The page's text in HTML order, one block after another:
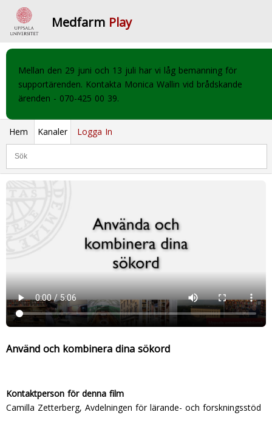
Medfarm Play
Mellan den 29 juni och 13 juli har vi låg bemanning för
supportärenden. Kontakta Monica Wallin vid brådskande
ärenden - 070-425 00 39.
Hem Kanaler Logga In
Använd och kombinera dina sökord
Kontaktperson för denna film
Camilla Zetterberg, Avdelningen för lärande- och forskningsstöd